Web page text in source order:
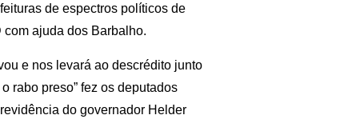
de espectros políticos de
com ajuda dos Barbalho.
e nos levará ao descrédito junto
rabo preso” fez os deputados
do governador Helder